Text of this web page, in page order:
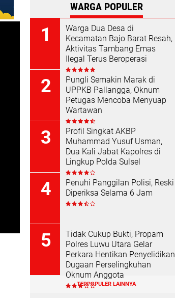
WARGA POPULER
Warga Dua Desa di
Kecamatan Bajo Barat Resah,
Aktivitas Tambang Emas
Ilegal Terus Beroperasi
Pungli Semakin Marak di
UPPKB Pallangga, Oknum
Petugas Mencoba Menyuap
Wartawan
Profil Singkat AKBP
Muhammad Yusuf Usman,
Dua Kali Jabat Kapolres di
Lingkup Polda Sulsel
Penuhi Panggilan Polisi, Reski
Diperiksa Selama 6 Jam
Tidak Cukup Bukti, Propam
Polres Luwu Utara Gelar
Perkara Hentikan Penyelidikan
Dugaan Perselingkuhan
Oknum Anggota
TERPOPULER LAINNYA